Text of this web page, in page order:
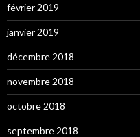
février 2019
janvier 2019
décembre 2018
novembre 2018
octobre 2018
septembre 2018